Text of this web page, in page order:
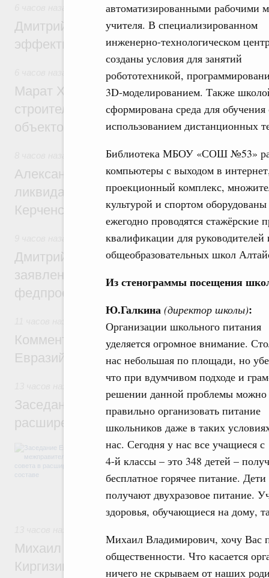
автоматизированными рабочими
учителя. В специализированном
инженерно-технологическом
созданы условия для занятий
робототехникой,
3D-моделированием. Также
сформирована среда для обучения
использованием дистанционных
Библиотека МБОУ «СОШ №53»
компьютеры с выходом в
проекционный комплекс,
культурой и спортом
ежегодно проводятся
квалификации для руководителей
общеобразовательных школ
Из стенограммы посещения
Ю.Галкина (директор школы):
Организации школьного питания
уделяется огромное внимание.
нас небольшая по площади, но
что при вдумчивом подходе и
решении данной проблемы можно
правильно организовать питание
школьников даже в таких
нас. Сегодня у нас все учащиеся с
4-й классы – это 348 детей –
бесплатное горячее питание.
получают двухразовое питание.
здоровья, обучающиеся на дому,
Михаил Владимирович, хочу Вас
общественности. Что касается
ничего не скрываем от наших
Развитие сельских территорий
Дмитрий Патрушев: Синхронизация
эффективность поддержки сельских
Экономика городов. Городская среда
Марат Хуснуллин: «Единый заказчик»
строительство и реконструкцию более
объектов
Чрезвычайные ситуации и ликвидация их
Александр Козлов провёл заседание
ликвидации последствий чрезвычайной
Керченском проливе
Среднее профессиональное образование
Дмитрий Чернышенко: Установлен
заявлений от абитуриентов колледжей и
федпроекта «Профессионалитет»
Евразийский экономический союз.
Комментарий Алексея Оверчука по
Евразийского межправительственного
Евразийский экономический союз.
Заседание Евразийского
расширенном составе
В повестке заседания актуальные задачи
числе совершенствование кооперации в
регулирования и администрирования,
обеспечение продовольственной
железнодорожных перевозок,
рынка.
Михаил Мишустин принял участие во
Киргизии Садыра Жапарова с главами